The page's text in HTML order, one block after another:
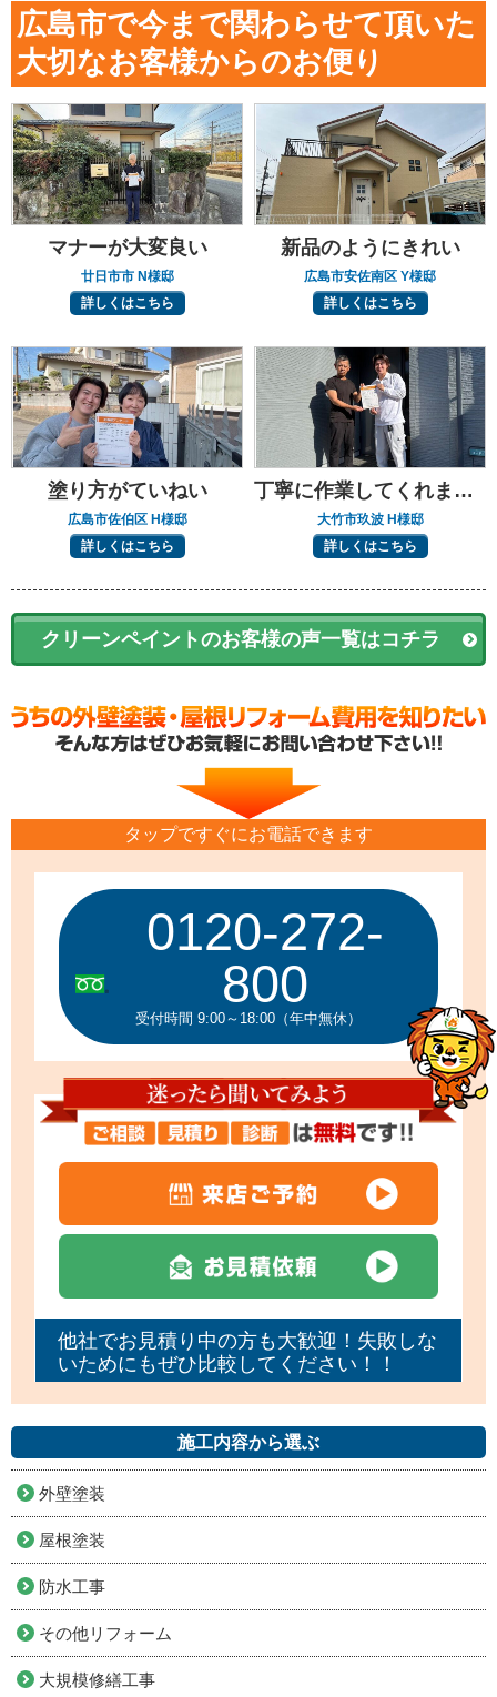
広島市で今まで関わらせて頂いた
大切なお客様からのお便り
マナーが大変良い
廿日市市 N様邸
詳しくはこちら
新品のようにきれい
広島市安佐南区 Y様邸
詳しくはこちら
塗り方がていねい
広島市佐伯区 H様邸
詳しくはこちら
丁寧に作業してくれました
大竹市玖波 H様邸
詳しくはこちら
クリーンペイントのお客様の声一覧はコチラ
タップですぐにお電話できます
0120-272-
800
受付時間 9:00～18:00（年中無休）
他社でお見積り中の方も大歓迎！失敗しな
いためにもぜひ比較してください！！
施工内容から選ぶ
外壁塗装
屋根塗装
防水工事
その他リフォーム
大規模修繕工事